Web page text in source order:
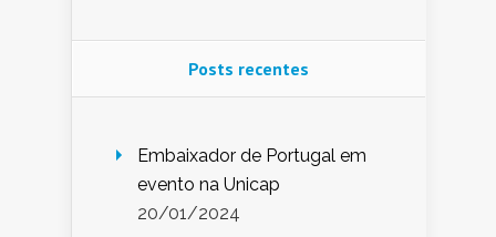
Posts recentes
Embaixador de Portugal em
evento na Unicap
20/01/2024